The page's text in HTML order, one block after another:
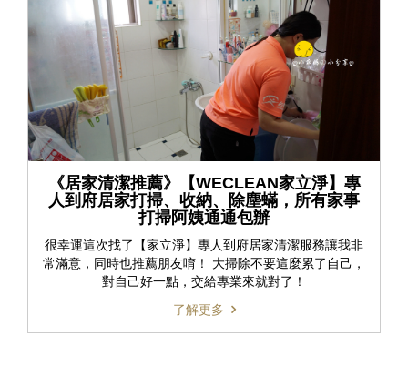
《居家清潔推薦》【WECLEAN家立淨】專
人到府居家打掃、收納、除塵蟎，所有家事
打掃阿姨通通包辦
很幸運這次找了【家立淨】專人到府居家清潔服務讓我非
常滿意，同時也推薦朋友唷！ 大掃除不要這麼累了自己，
對自己好一點，交給專業來就對了！
了解更多